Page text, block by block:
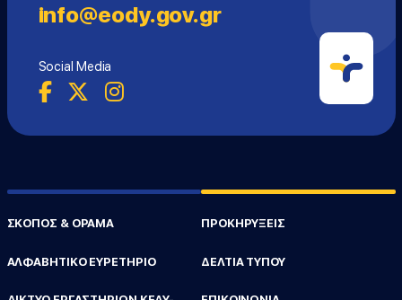
info@eody.gov.gr
Social Media
ΣΚΟΠΟΣ & ΟΡΑΜΑ
ΑΛΦΑΒΗΤΙΚΟ ΕΥΡΕΤΗΡΙΟ
ΠΡΟΚΗΡΥΞΕΙΣ
ΔΕΛΤΙΑ ΤΥΠΟΥ